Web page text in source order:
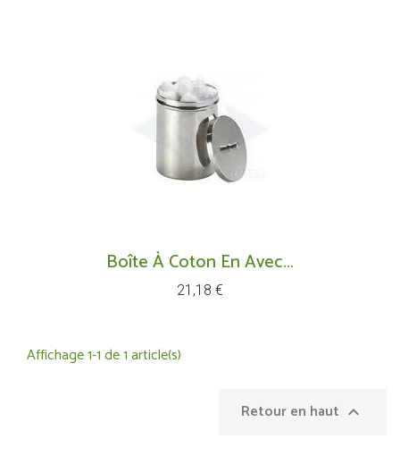
Boîte À Coton En Avec...
Prix
21,18 €
Affichage 1-1 de 1 article(s)
Retour en haut 